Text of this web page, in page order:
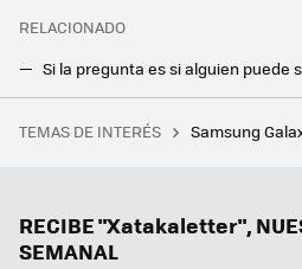
RELACIONADO
TEMAS DE INTERÉS Samsung
RECIBE "Xatakaletter",
SEMANAL